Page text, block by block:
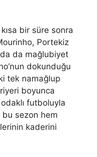
kısa bir süre sonra
Portekiz
da mağlubiyet
dokunduğu
tek namağlup
boyunca
futboluyla
bu sezon hem
kaderini